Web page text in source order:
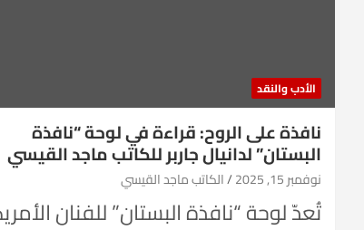
الأدب والنقد
نافذة على الروح: قراءة في لوحة “نافذة
البستان” لدانيال جاربر للكاتب ماجد القيسي
نوفمبر 15, 2025 الكاتب ماجد القيسي
تُعدّ لوحة “نافذة البستان” للفنان